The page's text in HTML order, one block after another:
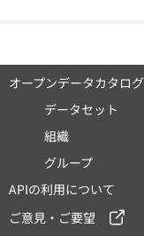
オープンデータカタログ
データセット
組織
グループ
APIの利用について
ご意見・ご要望